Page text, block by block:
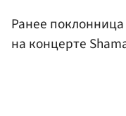
Ранее поклонница
на концерте